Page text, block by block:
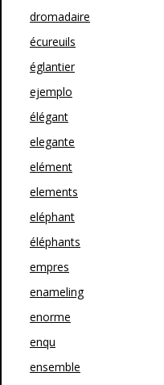
dromadaire
écureuils
églantier
ejemplo
élégant
elegante
elément
elements
eléphant
éléphants
empres
enameling
enorme
enqu
ensemble